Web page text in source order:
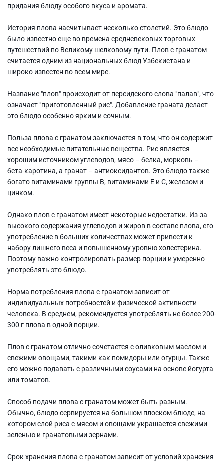
придания блюду особого вкуса и аромата.
История плова насчитывает несколько столетий. Это блюдо
было известно еще во времена средневековых торговых
путешествий по Великому шелковому пути. Плов с гранатом
считается одним из национальных блюд Узбекистана и
широко известен во всем мире.
Название "плов" происходит от персидского слова "палав", что
означает "приготовленный рис". Добавление граната делает
это блюдо особенно ярким и сочным.
Польза плова с гранатом заключается в том, что он содержит
все необходимые питательные вещества. Рис является
хорошим источником углеводов, мясо – белка, морковь –
бета-каротина, а гранат – антиоксидантов. Это блюдо также
богато витаминами группы В, витаминами Е и С, железом и
цинком.
Однако плов с гранатом имеет некоторые недостатки. Из-за
высокого содержания углеводов и жиров в составе плова, его
употребление в больших количествах может привести к
набору лишнего веса и повышенному уровню холестерина.
Поэтому важно контролировать размер порции и умеренно
употреблять это блюдо.
Норма потребления плова с гранатом зависит от
индивидуальных потребностей и физической активности
человека. В среднем, рекомендуется употреблять не более 200-
300 г плова в одной порции.
Плов с гранатом отлично сочетается с оливковым маслом и
свежими овощами, такими как помидоры или огурцы. Также
его можно подавать с различными соусами на основе йогурта
или томатов.
Способ подачи плова с гранатом может быть разным.
Обычно, блюдо сервируется на большом плоском блюде, на
котором слой риса с мясом и овощами украшается свежими
зеленью и гранатовыми зернами.
Срок хранения плова с гранатом зависит от условий хранения